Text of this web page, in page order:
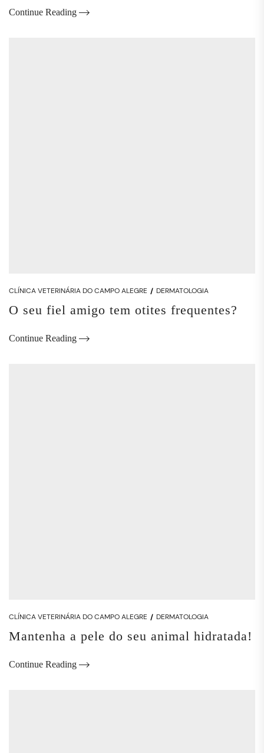
Continue Reading
CLÍNICA VETERINÁRIA DO CAMPO ALEGRE DERMATOLOGIA
O seu fiel amigo tem otites frequentes?
Continue Reading
CLÍNICA VETERINÁRIA DO CAMPO ALEGRE DERMATOLOGIA
Mantenha a pele do seu animal hidratada!
Continue Reading